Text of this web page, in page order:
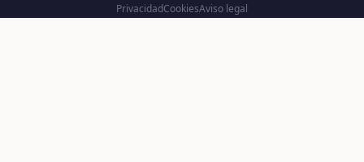
PrivacidadCookiesAviso legal